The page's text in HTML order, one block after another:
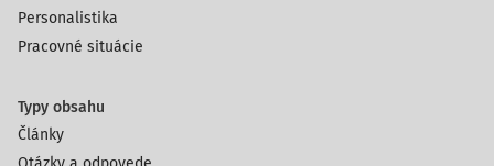
Personalistika
Pracovné situácie
Typy obsahu
Články